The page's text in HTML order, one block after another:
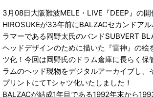
3月08日大阪難波MELE・LIVE『DEEP』の開
HIROSUKEが33年前にBALZACセカンドア
ラマーである岡野太氏のバンドSUBVERT
ヘッドデザインのために描いた『雷神』の絵
ツ化！今回は岡野氏のドラム倉庫に長らく保
ラムのヘッド現物をデジタルアーカイブし、
プリントにてTシャツ化いたしました！
BALZACが結成1年目である1992年末から